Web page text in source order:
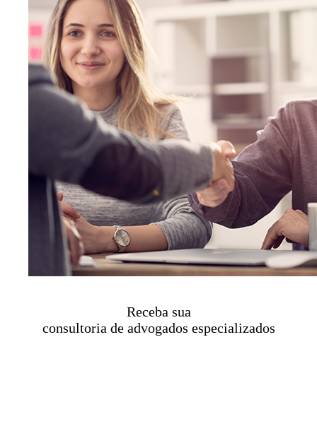
Receba sua
consultoria de advogados especializados